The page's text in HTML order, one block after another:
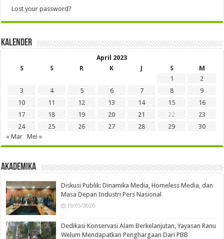
Lost your password?
Kalender
April 2023
S
S R K J S
M
1
2
3
4 5 6 7 8
9
10
11 12 13 14 15
16
17
18 19 20 21 22
23
24
25 26 27 28 29
30
« Mar
Mei »
Akademika
Diskusi Publik: Dinamika Media, Homeless Media, dan
Masa Depan Industri Pers Nasional
19/05/2026
Dedikasi Konservasi Alam Berkelanjutan, Yayasan Ranu
Welum Mendapatkan Penghargaan Dari PBB